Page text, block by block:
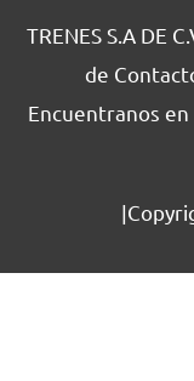
TRENES S.A DE
de
Encuentranos en